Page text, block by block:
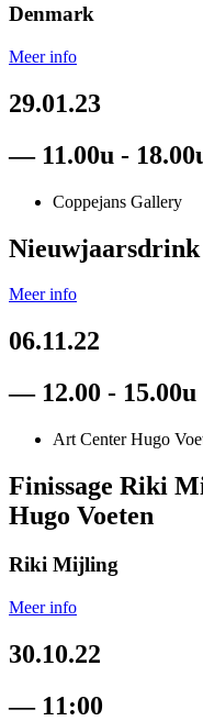
Denmark
Meer info
29.01.23
— 11.00u -
Coppejans Gallery
Nieuwjaarsdrink
Meer info
06.11.22
— 12.00 - 15.00u
Art Center Hugo
Finissage Riki
Hugo Voeten
Riki Mijling
Meer info
30.10.22
— 11:00